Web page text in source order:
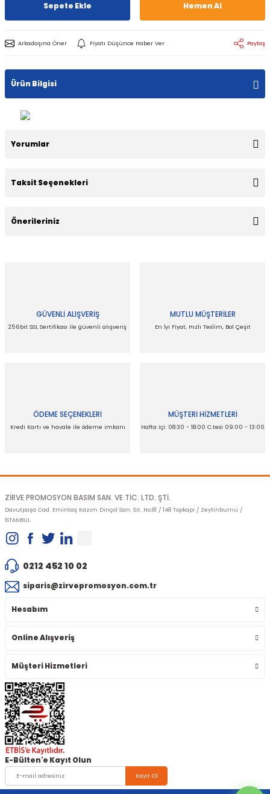
Sepete Ekle Hemen Al
Arkadaşına Öner Fiyatı Düşünce Haber Ver Paylaş
Ürün Bilgisi
Yorumlar
Taksit Seçenekleri
Önerileriniz
Ürün resmi kalitesiz, bozuk veya görüntülenemiyor.
GÜVENLİ ALIŞVERİŞ
256bit SSL Sertifikası ile güvenli alışveriş
MUTLU MÜŞTERİLER
En İyi Fiyat, Hızlı Teslim, Bol Çeşit
ÖDEME SEÇENEKLERİ
Kredi Kartı ve havale ile ödeme imkanı
MÜŞTERİ HİZMETLERİ
Hafta içi: 08:30 - 18:00 C.tesi 09:00 - 13:00
ZİRVE PROMOSYON BASIM SAN. VE TİC. LTD. ŞTİ.
Davutpaşa Cad. Emintaş Kazım Dinçol San. Sit. No:81 / 148 Topkapı / Zeytinburnu /
İSTANBUL
0212 452 10 02
siparis@zirvepromosyon.com.tr
Hesabım
Online Alışveriş
Müşteri Hizmetleri
E-Bülten'e Kayıt Olun
Kayıt Ol